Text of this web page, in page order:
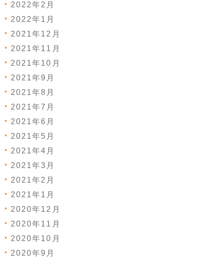
2022年2月
2022年1月
2021年12月
2021年11月
2021年10月
2021年9月
2021年8月
2021年7月
2021年6月
2021年5月
2021年4月
2021年3月
2021年2月
2021年1月
2020年12月
2020年11月
2020年10月
2020年9月